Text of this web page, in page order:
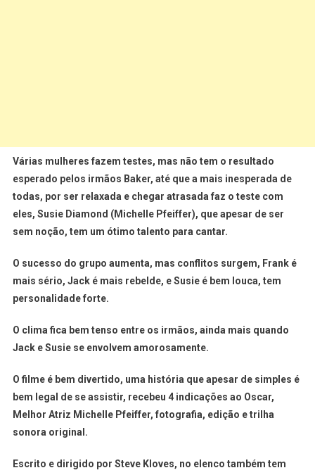
Várias mulheres fazem testes, mas não tem o resultado
esperado pelos irmãos Baker, até que a mais inesperada de
todas, por ser relaxada e chegar atrasada faz o teste com
eles, Susie Diamond (Michelle Pfeiffer), que apesar de ser
sem noção, tem um ótimo talento para cantar.
O sucesso do grupo aumenta, mas conflitos surgem, Frank é
mais sério, Jack é mais rebelde, e Susie é bem louca, tem
personalidade forte.
O clima fica bem tenso entre os irmãos, ainda mais quando
Jack e Susie se envolvem amorosamente.
O filme é bem divertido, uma história que apesar de simples é
bem legal de se assistir, recebeu 4 indicações ao Oscar,
Melhor Atriz Michelle Pfeiffer, fotografia, edição e trilha
sonora original.
Escrito e dirigido por Steve Kloves, no elenco também tem